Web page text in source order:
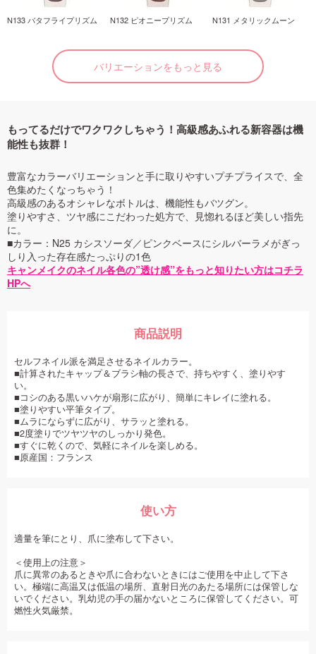
N133 バタフライプリズム N132 ピオニープリズム N131 メタリックムーン
バリエーションをもっと見る
もってるだけでワクワクしちゃう！高級感あふれる新容器は機
能性も抜群！
豊富なカラーバリエーションと手に取りやすいプチプライスで、全
色集めたくなっちゃう！
高級感のあるオシャレなボトルは、機能性もバツグン。
塗りやすさ、ツヤ感にこだわった処方で、見惚れるほど美しい指先
に。
■カラー：N25 カシスソーダ／ピンクベースにシルバーラメがぎっ
しり入った存在感たっぷりの1色
キャンメイクのネイル各色の”透け感”をもっと知りたい方はコチラ
HPへ
商品説明
セルフネイル派を満足させるネイルカラー。
■計算されたキャップ＆ブラシ軸の長さで、持ちやすく、塗りやす
い。
■コシのある黒いハケが扇形に広がり、簡単にキレイに塗れる。
■塗りやすい平筆タイプ。
■ムラにならずに広がり、サラッと塗れる。
■2度塗りでツヤツヤのしっかり発色。
■すぐに乾くので、気軽にネイルを楽しめる。
■原産国：フランス
使い方
適量を筆にとり、爪に塗布して下さい。
＜使用上の注意＞
爪に異常のあるときや爪に合わないときにはご使用を中止して下さ
い。極端に高温又は低温の場所、直射日光のあたる場所には保管しな
いでください。乳幼児の手の届かないところに保管してください。可
燃性火気厳禁。